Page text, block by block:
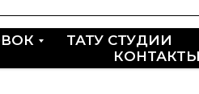
ТАТУ СТУДИИ
КОНТАКТЫ